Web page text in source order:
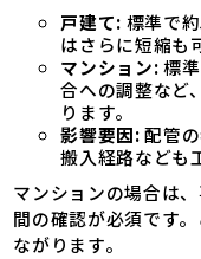
戸建て: 標準で
はさらに短縮も
マンション:標
合への調整など
ります。
影響要因:配管
搬入経路なども
マンションの場合は
間の確認が必須です
ながります。